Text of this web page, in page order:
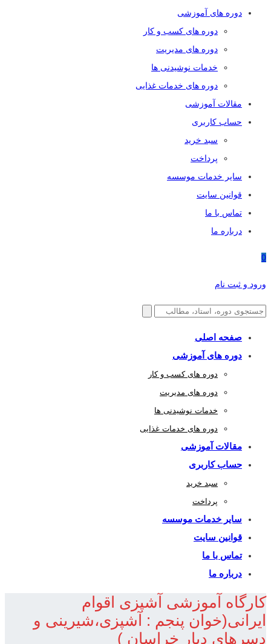
دوره های آموزشی
دوره های کسب و کار
دوره های مدیریت
خدمات نوشیدنی ها
دوره های خدمات غذایی
مقالات آموزشی
حساب کاربری
سبد خرید
پرداخت
سایر خدمات موسسه
قوانین سایت
تماس با ما
درباره ما
0
ورود و ثبت نام
صفحه اصلی
دوره های آموزشی
دوره های کسب و کار
دوره های مدیریت
خدمات نوشیدنی ها
دوره های خدمات غذایی
مقالات آموزشی
حساب کاربری
سبد خرید
پرداخت
سایر خدمات موسسه
قوانین سایت
تماس با ما
درباره ما
کارگاه آموزشی آشپزی اقوام
ایرانی(خوان پنجم : آشپزی،شیرینی و
دسرهای دیار خراسان )